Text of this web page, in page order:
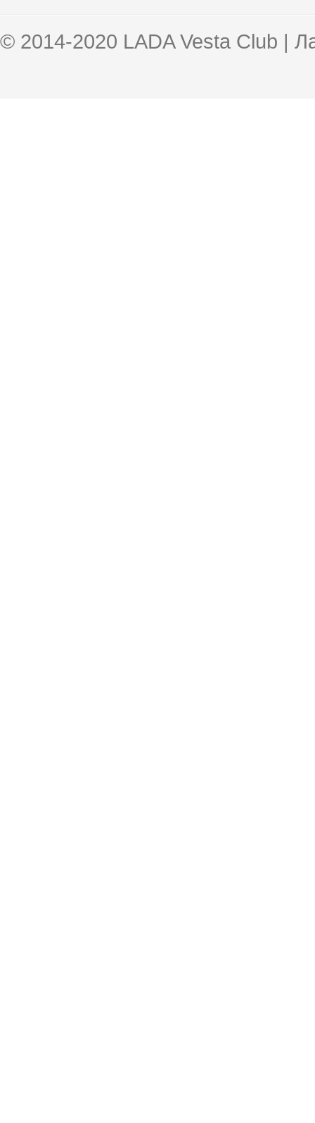
© 2014-2020 LADA Vesta Club |